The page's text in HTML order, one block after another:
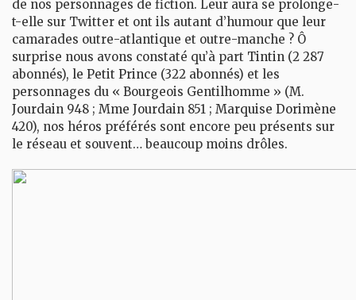
de nos personnages de fiction. Leur aura se prolonge-
t-elle sur Twitter et ont ils autant d’humour que leur
camarades outre-atlantique et outre-manche ? Ô
surprise nous avons constaté qu’à part Tintin (2 287
abonnés), le Petit Prince (322 abonnés) et les
personnages du « Bourgeois Gentilhomme » (M.
Jourdain 948 ; Mme Jourdain 851 ; Marquise Dorimène
420), nos héros préférés sont encore peu présents sur
le réseau et souvent… beaucoup moins drôles.